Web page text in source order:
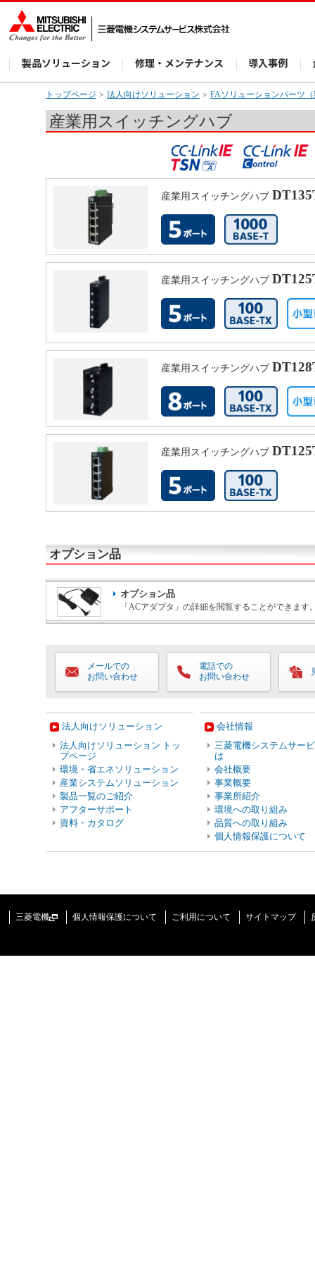
製品ソリューション 修理・メンテナンス 導入事例
トップページ 法人向けソリューション FAソリューションパーツ
産業用スイッチングハブ
産業用スイッチングハブ
産業用スイッチングハブ
産業用スイッチングハブ
産業用スイッチングハブ
オプション品
オプション品
「ACアダプタ」の詳細を閲覧することができます
メールでの
お問い合わせ
電話での
お問い合わせ
法人向けソリューション
法人向けソリューション トッ
プページ
環境・省エネソリューション
産業システムソリューション
製品一覧のご紹介
アフターサポート
資料・カタログ
会社情報
三菱電機システムサー
は
会社概要
事業概要
事業所紹介
環境への取り組み
品質への取り組み
個人情報保護について
三菱電機 個人情報保護について ご利用について サイトマップ